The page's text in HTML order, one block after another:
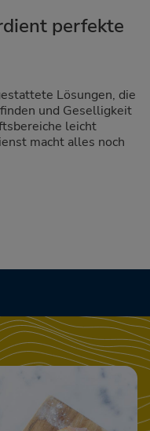
perfekte
Lösungen, die
und Geselligkeit
leicht
macht alles noch